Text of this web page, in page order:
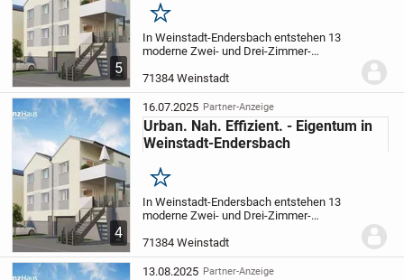
5
Merken
In Weinstadt-Endersbach entstehen 13
moderne Zwei- und Drei-Zimmer-
Gartenanteilen im Erdgeschoss sowie
großzügige Balkone im Obergeschoss.
Das Gebäude wird als...
71384 Weinstadt
4
16.07.2025 Partner-Anzeige
Urban. Nah. Effizient. - Eigentum in
Weinstadt-Endersbach
Merken
In Weinstadt-Endersbach entstehen 13
moderne Zwei- und Drei-Zimmer-
Gartenanteilen im Erdgeschoss sowie
großzügige Balkone im Obergeschoss.
Das Gebäude wird als...
71384 Weinstadt
13.08.2025 Partner-Anzeige